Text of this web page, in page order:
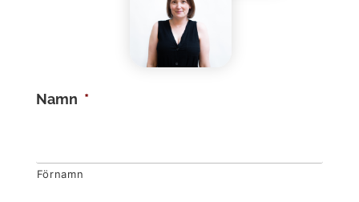
Namn *
Förnamn